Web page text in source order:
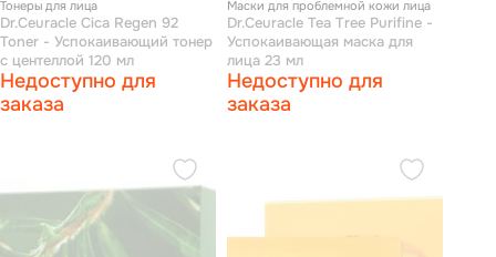
Тонеры для лица
Dr.Ceuracle Cica Regen 92
Toner - Успокаивающий тонер
с центеллой 120 мл
Недоступно для
заказа
Маски для проблемной кожи лица
Dr.Ceuracle Tea Tree Purifine -
Успокаивающая маска для
лица 23 мл
Недоступно для
заказа